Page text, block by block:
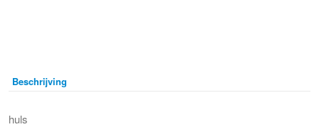
Beschrijving
huls